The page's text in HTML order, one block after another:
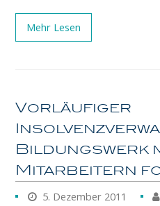
Mehr Lesen
Vorläufiger
Bildungswerk
Mitarbeitern
5. Dezember 2011